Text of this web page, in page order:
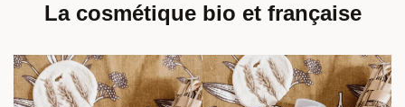
La cosmétique bio et française